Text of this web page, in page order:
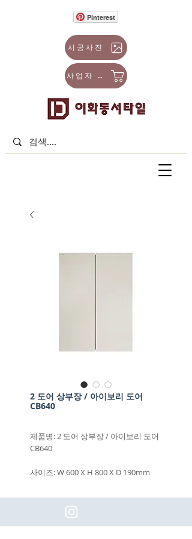
사업자 몰
시공사진
Pinterest
2 도어 상부장 / 아이보리 도어
CB640
제품명: 2 도어 상부장 / 아이보리 도어
CB640
사이즈: W 600 X H 800 X D 190mm